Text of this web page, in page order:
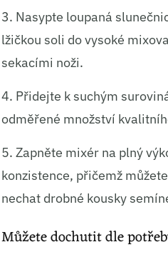
3. Nasypte loupaná
lžičkou soli do vysoké
sekacími noži.
4. Přidejte k suchým
odměřené množství
5. Zapněte mixér na plný
konzistence, přičemž
nechat drobné kousky
Můžete dochutit dle